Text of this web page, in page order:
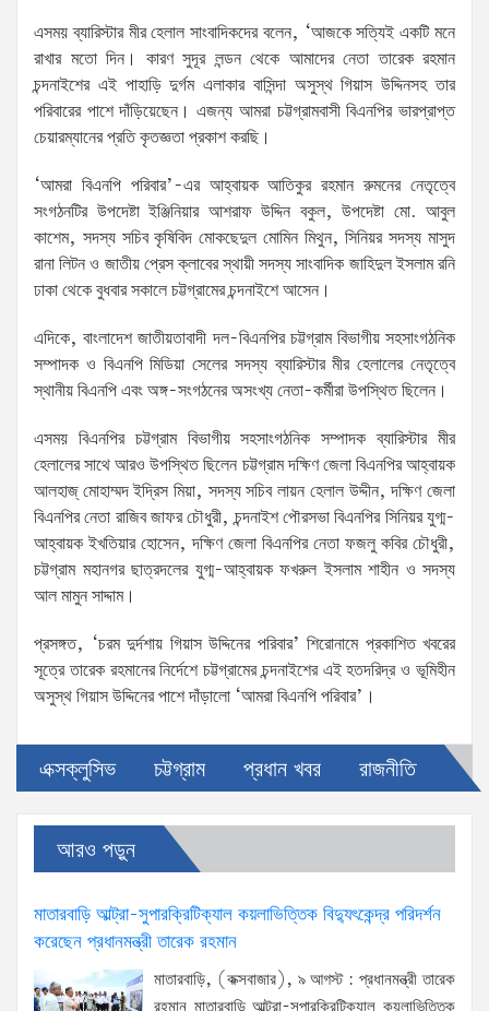
এসময় ব্যারিস্টার মীর হেলাল সাংবাদিকদের বলেন, ‘আজকে সত্যিই একটি মনে
রাখার মতো দিন। কারণ সুদূর লন্ডন থেকে আমাদের নেতা তারেক রহমান
চন্দনাইশের এই পাহাড়ি দুর্গম এলাকার বাসিন্দা অসুস্থ গিয়াস উদ্দিনসহ তার
পরিবারের পাশে দাঁড়িয়েছেন। এজন্য আমরা চট্টগ্রামবাসী বিএনপির ভারপ্রাপ্ত
চেয়ারম্যানের প্রতি কৃতজ্ঞতা প্রকাশ করছি।
‘আমরা বিএনপি পরিবার’-এর আহ্বায়ক আতিকুর রহমান রুমনের নেতৃত্বে
সংগঠনটির উপদেষ্টা ইঞ্জিনিয়ার আশরাফ উদ্দিন বকুল, উপদেষ্টা মো. আবুল
কাশেম, সদস্য সচিব কৃষিবিদ মোকছেদুল মোমিন মিথুন, সিনিয়র সদস্য মাসুদ
রানা লিটন ও জাতীয় প্রেস ক্লাবের স্থায়ী সদস্য সাংবাদিক জাহিদুল ইসলাম রনি
ঢাকা থেকে বুধবার সকালে চট্টগ্রামের চন্দনাইশে আসেন।
এদিকে, বাংলাদেশ জাতীয়তাবাদী দল-বিএনপির চট্টগ্রাম বিভাগীয় সহসাংগঠনিক
সম্পাদক ও বিএনপি মিডিয়া সেলের সদস্য ব্যারিস্টার মীর হেলালের নেতৃত্বে
স্থানীয় বিএনপি এবং অঙ্গ-সংগঠনের অসংখ্য নেতা-কর্মীরা উপস্থিত ছিলেন।
এসময় বিএনপির চট্টগ্রাম বিভাগীয় সহসাংগঠনিক সম্পাদক ব্যারিস্টার মীর
হেলালের সাথে আরও উপস্থিত ছিলেন চট্টগ্রাম দক্ষিণ জেলা বিএনপির আহ্বায়ক
আলহাজ্ মোহাম্মদ ইদ্রিস মিয়া, সদস্য সচিব লায়ন হেলাল উদ্দীন, দক্ষিণ জেলা
বিএনপির নেতা রাজিব জাফর চৌধুরী, চন্দনাইশ পৌরসভা বিএনপির সিনিয়র যুগ্ম-
আহ্বায়ক ইখতিয়ার হোসেন, দক্ষিণ জেলা বিএনপির নেতা ফজলু কবির চৌধুরী,
চট্টগ্রাম মহানগর ছাত্রদলের যুগ্ম-আহ্বায়ক ফখরুল ইসলাম শাহীন ও সদস্য
আল মামুন সাদ্দাম।
প্রসঙ্গত, ‘চরম দুর্দশায় গিয়াস উদ্দিনের পরিবার’ শিরোনামে প্রকাশিত খবরের
সূত্রে তারেক রহমানের নির্দেশে চট্টগ্রামের চন্দনাইশের এই হতদরিদ্র ও ভূমিহীন
অসুস্থ গিয়াস উদ্দিনের পাশে দাঁড়ালো ‘আমরা বিএনপি পরিবার’।
এক্সক্লুসিভ চট্টগ্রাম প্রধান খবর রাজনীতি
আরও পড়ুন
মাতারবাড়ি আল্ট্রা-সুপারক্রিটিক্যাল কয়লাভিত্তিক বিদ্যুৎকেন্দ্র পরিদর্শন
করেছেন প্রধানমন্ত্রী তারেক রহমান
মাতারবাড়ি, (কক্সবাজার), ৯ আগস্ট : প্রধানমন্ত্রী তারেক